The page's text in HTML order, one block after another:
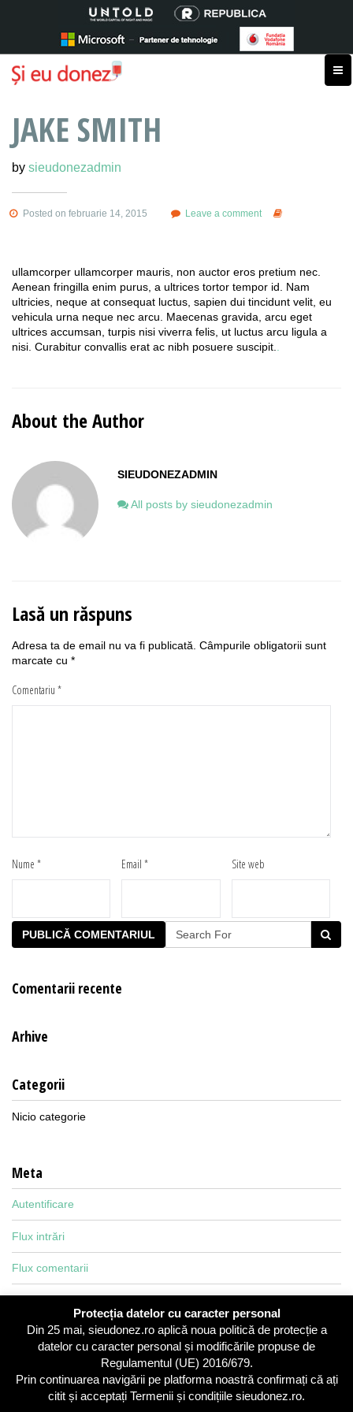
JAKE SMITH
by sieudonezadmin
Posted on februarie 14, 2015 Leave a comment
ullamcorper ullamcorper mauris, non auctor eros pretium nec.
Aenean fringilla enim purus, a ultrices tortor tempor id. Nam
ultricies, neque at consequat luctus, sapien dui tincidunt velit, eu
vehicula urna neque nec arcu. Maecenas gravida, arcu eget
ultrices accumsan, turpis nisi viverra felis, ut luctus arcu ligula a
nisi. Curabitur convallis erat ac nibh posuere suscipit.
About the Author
SIEUDONEZADMIN
All posts by sieudonezadmin
Lasă un răspuns
Adresa ta de email nu va fi publicată. Câmpurile obligatorii sunt
marcate cu *
Comentariu *
Nume * Email* Site web
Comentarii recente
Arhive
Categorii
Nicio categorie
Meta
Autentificare
Flux intrări
Flux comentarii
Termeni si Conditii|Politica de Confidentialitate
Protecția datelor cu caracter personal
Din 25 mai, sieudonez.ro aplică noua politică de protecție a
datelor cu caracter personal și modificările propuse de
Regulamentul (UE) 2016/679.
Prin continuarea navigării pe platforma noastră confirmați că ați
citit și acceptați Termenii și condițiile sieudonez.ro.